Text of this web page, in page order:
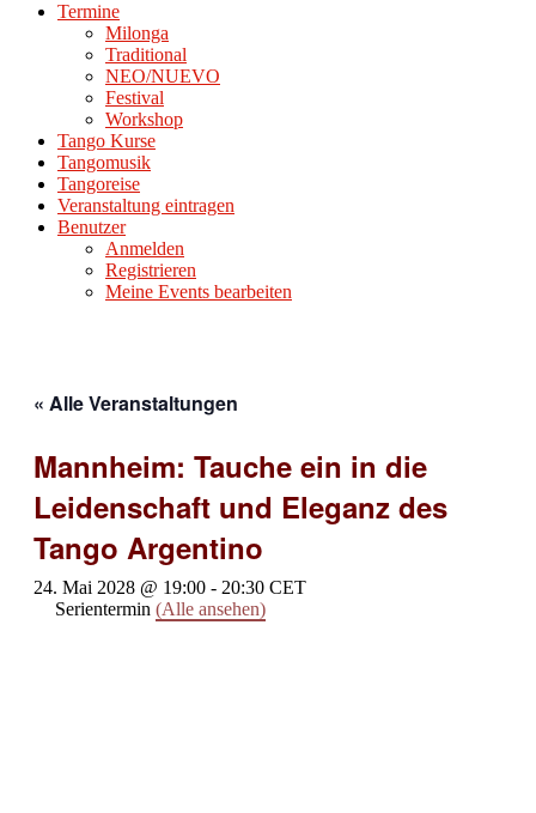
Termine
Milonga
Traditional
NEO/NUEVO
Festival
Workshop
Tango Kurse
Tangomusik
Tangoreise
Veranstaltung eintragen
Benutzer
Anmelden
Registrieren
Meine Events bearbeiten
« Alle Veranstaltungen
Mannheim: Tauche ein in die
Leidenschaft und Eleganz des
Tango Argentino
24. Mai 2028 @ 19:00 - 20:30 CET
Serientermin (Alle ansehen)